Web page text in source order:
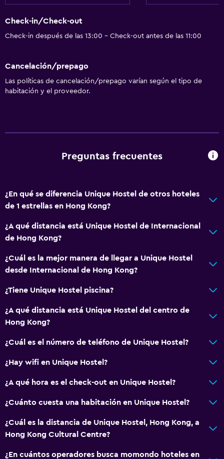
Cepillo de dientes
Baño privado
Accesibilidad y adecuación
Para no fumadores
Áreas designadas para fumadores
Piso de mosaico/mármol
Pantuflas
Espacio de almacenamiento
Servicios y facilidades
Renta de autos
Servicio de despertador
Sistema de entretenimiento
TV de pantalla plana
Comedor
Tetera eléctrica
Nevera
Check-in/Check-out
Check-in después de las 13:00 - Check-out antes de las 11:00
Cancelación/prepago
Las políticas de cancelación/prepago varían según el tipo de
habitación y el proveedor.
Preguntas frecuentes
¿En qué se diferencia Unique Hostel de otros hoteles
de 1 estrellas en Hong Kong?
¿A qué distancia está Unique Hostel de Internacional
de Hong Kong?
¿Cuál es la mejor manera de llegar a Unique Hostel
desde Internacional de Hong Kong?
¿Tiene Unique Hostel piscina?
¿A qué distancia está Unique Hostel del centro de
Hong Kong?
¿Cuál es el número de teléfono de Unique Hostel?
¿Hay wifi en Unique Hostel?
¿A qué hora es el check-out en Unique Hostel?
¿Cuánto cuesta una habitación en Unique Hostel?
¿Cuál es la distancia de Unique Hostel, Hong Kong, a
Hong Kong Cultural Centre?
¿En cuántos operadores busca momondo hoteles en